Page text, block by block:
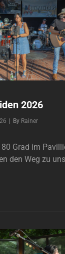
2026
By Byline
Rainer
Grad im
den Weg zu